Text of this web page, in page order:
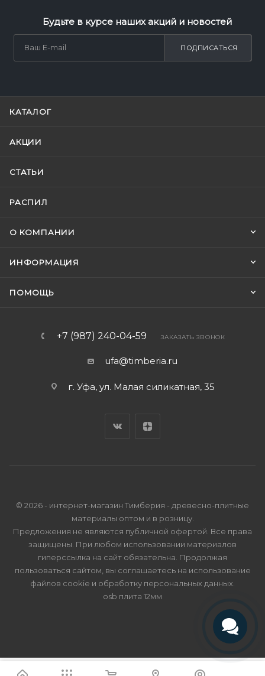
Будьте в курсе наших акций и новостей
ПОДПИСАТЬСЯ
КАТАЛОГ
АКЦИИ
СТАТЬИ
РАСПИЛ
О КОМПАНИИ
ИНФОРМАЦИЯ
ПОМОЩЬ
+7 (987) 240-04-59 ЗАКАЗАТЬ ЗВОНОК
ufa@timberia.ru
г. Уфа, ул. Малая силикатная, 35
© 2026 - интернет-магазин Тимберия - древесно-плитные
материалы оптом и в розницу.
Предложения не являются публичной офертой. Все права
защищены. При любом использовании материалов
гиперссылка на сайт обязательна. Продолжая
пользоваться сайтом, вы соглашаетесь на использование
файлов cookie и обработку персональных данных
osb плита 12мм